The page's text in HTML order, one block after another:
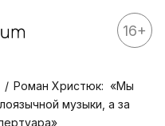
16+
Роман Христюк: «Мы
музыки, а за